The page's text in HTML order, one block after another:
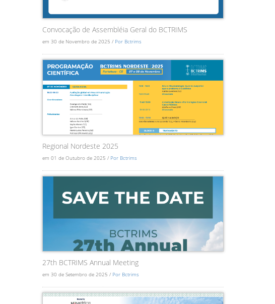
Convocação de Assembléia Geral do BCTRIMS
em 30 de Novembro de 2025 / Por Bctrims
Regional Nordeste 2025
em 01 de Outubro de 2025 / Por Bctrims
27th BCTRIMS Annual Meeting
em 30 de Setembro de 2025 / Por Bctrims